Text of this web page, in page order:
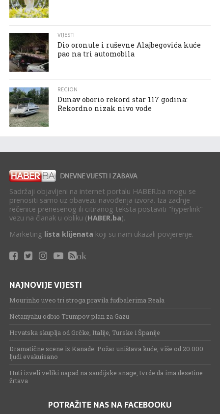
VIJESTI
Dio oronule i ruševne Alajbegovića kuće
pao na tri automobila
REGION
Dunav oborio rekord star 117 godina:
Rekordno nizak nivo vode
Sadržaji objavljeni na internet portalu HABER.ba mogu se
prenositi samo uz obavezu navođenja izvora. Iza zadnje
rečenice prenesenog ili citiranog teksta postaviti "hyperlink"
vezu na članak u obliku (HABER.ba).
Marketing lista klijenata koji su nam ukazali povjerenje.
ok
NAJNOVIJE VIJESTI
Mourinho uveo tri stroga pravila fudbalerima Reala
Netanyahu odbio Trumpov plan za Gazu
Hrvatska skuplja od Grčke, Italije, Turske i Španije
Dramatične scene iz Kanade: Požar uništava kuće, više od 20.000
ljudi evakuisano
Huti izveli veliki napad na saudijske snage, tvrde da ima desetine
žrtava
POTRAŽITE NAS NA FACEBOOKU